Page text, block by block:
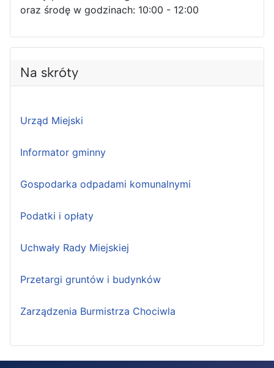
oraz środę w godzinach: 10:00 - 12:00
Na skróty
Urząd Miejski
Informator gminny
Gospodarka odpadami komunalnymi
Podatki i opłaty
Uchwały Rady Miejskiej
Przetargi gruntów i budynków
Zarządzenia Burmistrza Chociwla